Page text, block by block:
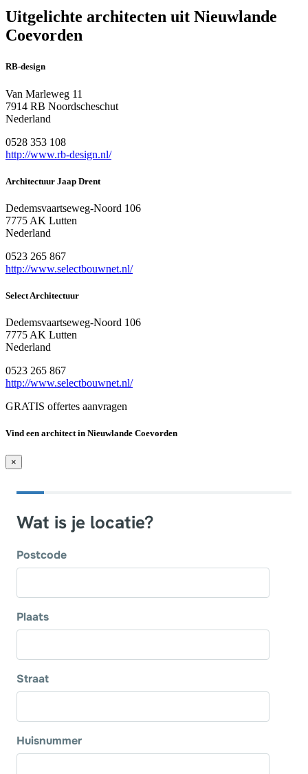
Uitgelichte architecten uit Nieuwlande
Coevorden
RB-design
Van Marleweg 11
7914 RB Noordscheschut
Nederland
0528 353 108
http://www.rb-design.nl/
Architectuur Jaap Drent
Dedemsvaartseweg-Noord 106
7775 AK Lutten
Nederland
0523 265 867
http://www.selectbouwnet.nl/
Select Architectuur
Dedemsvaartseweg-Noord 106
7775 AK Lutten
Nederland
0523 265 867
http://www.selectbouwnet.nl/
GRATIS offertes aanvragen
Vind een architect in Nieuwlande Coevorden
×